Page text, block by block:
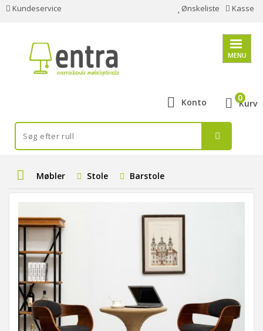
Kundeservice Ønskeliste Kasse
MENU
Konto Kurv
0
Møbler Stole Barstole